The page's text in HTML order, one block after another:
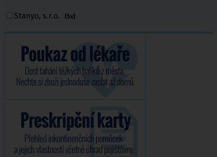
Stanyo, s.r.o. (5x)461 616 039